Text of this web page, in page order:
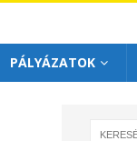
PÁLYÁZATOK